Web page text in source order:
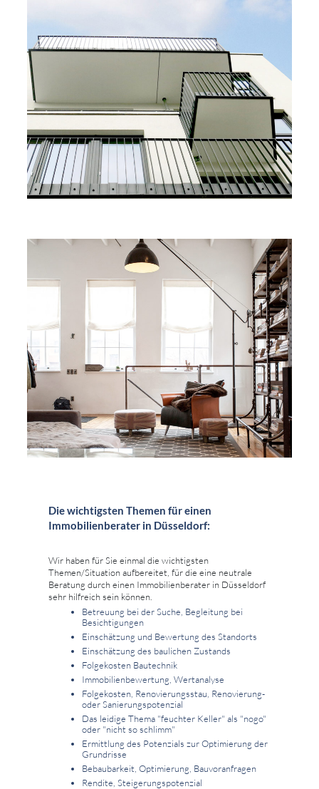
Die wichtigsten Themen für einen
Immobilienberater in Düsseldorf:
Wir haben für Sie einmal die wichtigsten
Themen/Situation aufbereitet, für die eine neutrale
Beratung durch einen Immobilienberater in Düsseldorf
sehr hilfreich sein können.
Betreuung bei der Suche, Begleitung bei
Besichtigungen
Einschätzung und Bewertung des Standorts
Einschätzung des baulichen Zustands
Folgekosten Bautechnik
Immobilienbewertung, Wertanalyse
Folgekosten, Renovierungsstau, Renovierung-
oder Sanierungspotenzial
Das leidige Thema "feuchter Keller" als "nogo"
oder "nicht so schlimm"
Ermittlung des Potenzials zur Optimierung der
Grundrisse
Bebaubarkeit, Optimierung, Bauvoranfragen
Rendite, Steigerungspotenzial